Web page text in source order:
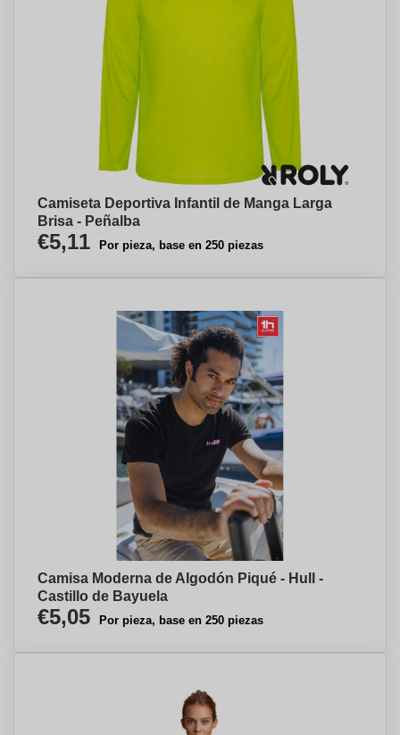
Camiseta Deportiva Infantil de Manga Larga
Brisa - Peñalba
€5,11 Por pieza, base en 250 piezas
Camisa Moderna de Algodón Piqué - Hull -
Castillo de Bayuela
€5,05 Por pieza, base en 250 piezas